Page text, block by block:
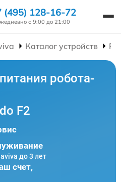
(495) 128-16-72
с 9:00 до 21:00
Каталог устройств
робота-
F2
до 3 лет
счет,